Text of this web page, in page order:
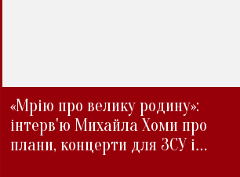
«Мрію про велику родину»:
інтерв'ю Михайла Хоми про
плани, концерти для ЗСУ і